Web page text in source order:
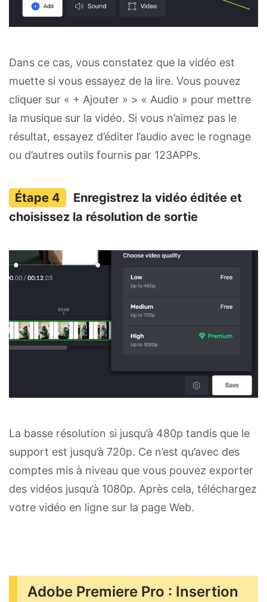
Dans ce cas, vous constatez que la vidéo est
muette si vous essayez de la lire. Vous pouvez
cliquer sur « + Ajouter » > « Audio » pour mettre
la musique sur la vidéo. Si vous n’aimez pas le
résultat, essayez d’éditer l’audio avec le rognage
ou d’autres outils fournis par 123APPs.
Enregistrez la vidéo éditée et
choisissez la résolution de sortie
La basse résolution si jusqu’à 480p tandis que le
support est jusqu’à 720p. Ce n’est qu’avec des
comptes mis à niveau que vous pouvez exporter
des vidéos jusqu’à 1080p. Après cela, téléchargez
votre vidéo en ligne sur la page Web.
Adobe Premiere Pro : Insertion